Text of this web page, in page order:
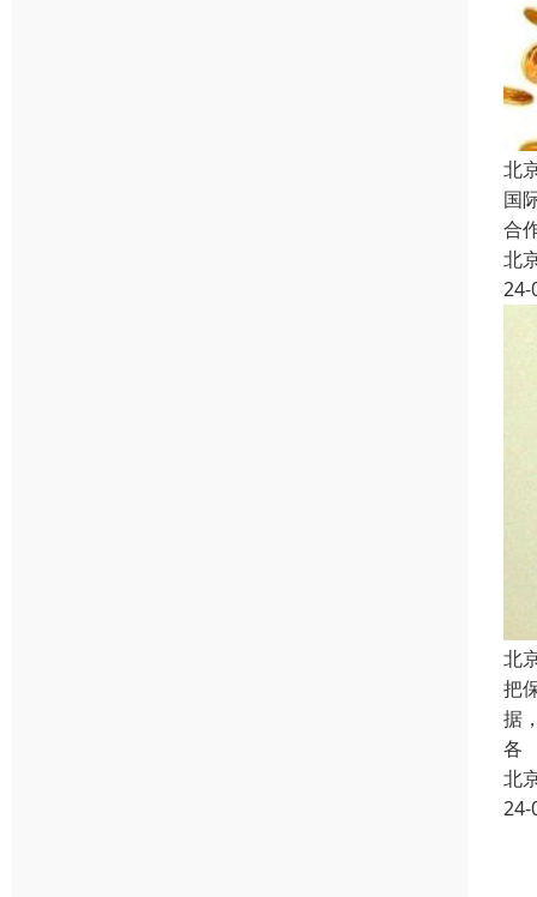
北
国
合
北
24-
北
把
据
各
北
24-